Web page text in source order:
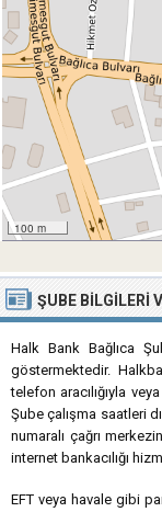
100 m
ŞUBE BILGILERI
Halk Bank Bağlıca
göstermektedir.
telefon aracılığıyla
Şube çalışma saatleri
numaralı çağrı
internet bankacılığı
EFT veya havale gibi